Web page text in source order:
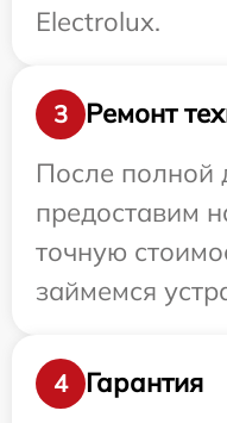
Electrolux.
3
Ремонт
После полной
предоставим
точную
займемся
4 Гарантия